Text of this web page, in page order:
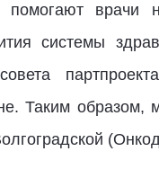
врачи
системы
Таким образом,